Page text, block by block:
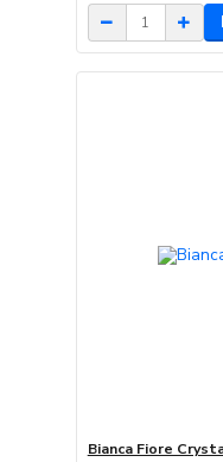
Bianca Fiore